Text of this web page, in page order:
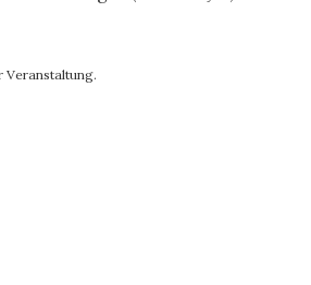
Veranstaltung.